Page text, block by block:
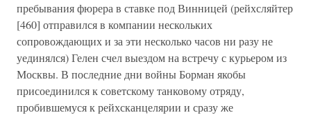
пребывания фюрера в ставке под Винницей (рейхсляйтер
[460] отправился в компании нескольких
сопровождающих и за эти несколько часов ни разу не
уединялся) Гелен счел выездом на встречу с курьером из
Москвы. В последние дни войны Борман якобы
присоединился к советскому танковому отряду,
пробившемуся к рейхсканцелярии и сразу же